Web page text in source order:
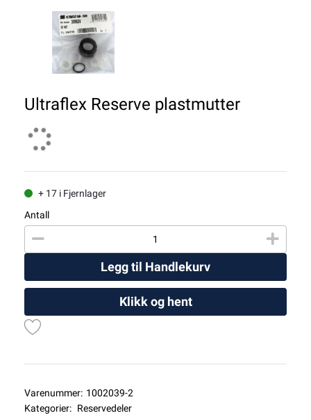
Ultraflex Reserve plastmutter
+ 17 i Fjernlager
Antall
Legg til Handlekurv
Klikk og hent
Varenummer: 1002039-2
Kategorier: Reservedeler